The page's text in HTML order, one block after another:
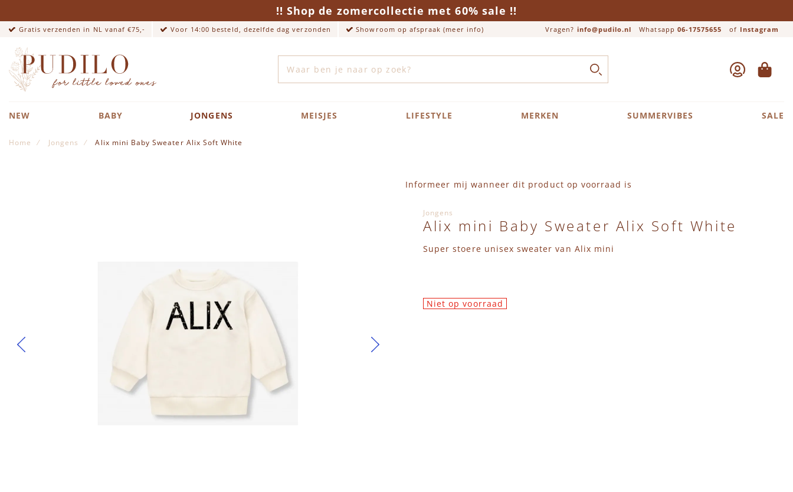
!! Shop de zomercollectie met 60% sale !!
Gratis verzenden in NL vanaf €75,- Voor 14:00 besteld, dezelfde dag verzonden Showroom op afspraak (meer info) Vragen? info@pudilo.nl Whatsapp 06-17575655 of Instagram
Close search
ZOEK ACCOUNT
NEW BABY JONGENS MEISJES LIFESTYLE MERKEN SUMMERVIBES SALE
Home Jongens Alix mini Baby Sweater Alix Soft White
Informeer mij wanneer dit product op voorraad is
Jongens
Alix mini Baby Sweater Alix Soft White
Super stoere unisex sweater van Alix mini
Niet op voorraad